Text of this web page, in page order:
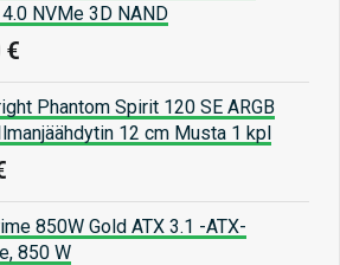
NVMe 3D NAND
€
Phantom Spirit 120 SE ARGB
12 cm Musta 1 kpl
850W Gold ATX 3.1 -ATX-
850 W